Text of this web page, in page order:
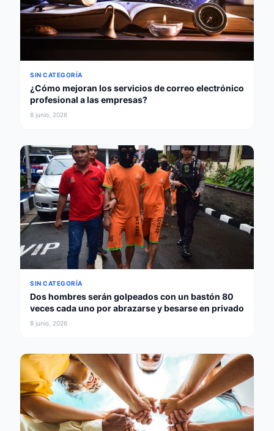
SIN CATEGORÍA
¿Cómo mejoran los servicios de correo electrónico
profesional a las empresas?
8 junio, 2026
SIN CATEGORÍA
Dos hombres serán golpeados con un bastón 80
veces cada uno por abrazarse y besarse en privado
8 junio, 2026